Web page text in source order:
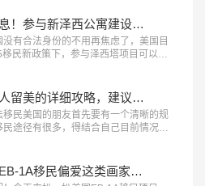
好消息！参与新泽西公寓建设，拿美国绿卡
没有合法身份的不用再焦虑了，美国目
移民​新政策下，参与泽西塔项目可以拿
普通人留美的详细攻略，建议码住！
移民美国的朋友首先要有一个清晰的规
民途径有很多，得结合自己目前情况来
点：美国想要的“人”，要么有钱，要么有
美国EB-1A移民偏爱这类画家！找准定位，绿卡审批速度翻倍